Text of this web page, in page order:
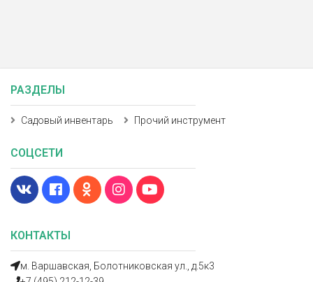
КОНТАКТЫ
м. Варшавская, Болотниковская ул., д.5к3
РАЗДЕЛЫ
Садовый инвентарь Прочий инструмент
СОЦСЕТИ